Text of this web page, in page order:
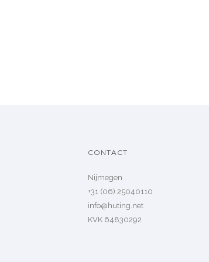
CONTACT
Nijmegen
+31 (06) 25040110
info@huting.net
KVK 64830292